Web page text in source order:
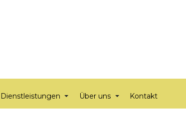
Dienstleistungen Über uns Kontakt